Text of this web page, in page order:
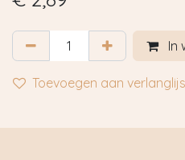
In
Toevoegen aan